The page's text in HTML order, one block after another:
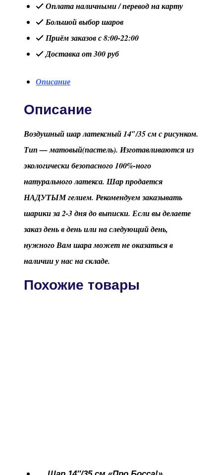
Сыночку",
пастель
Оплата наличными / перевод на карту
Большой выбор шаров
Приём заказов с 8:00-22:00
Доставка от 300 руб
Описание
Описание
Воздушный шар латексный 14″/35 см с рисунком.
Тип — матовый(пастель). Изготавливаются из
экологически безопасного 100%-ного
натурального латекса. Шар продается
НАДУТЫМ гелием. Рекомендуем заказывать
шарики за 2-3 дня до выписки. Если вы делаете
заказ день в день или на следующий день,
нужного Вам шара может не оказаться в
наличии у нас на складе.
Похожие товары